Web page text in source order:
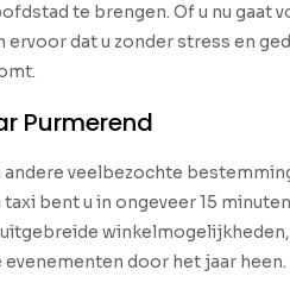
te brengen. Of u nu gaat
ervoor dat u zonder stress en
Purmerend
andere veelbezochte
taxi bent u in ongeveer 15
evenementen door het jaar heen.